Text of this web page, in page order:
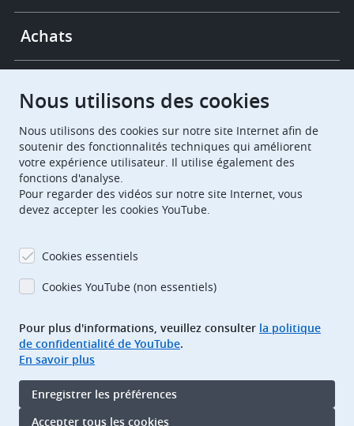
Achats
European Patent Office EPO Jobs
EuropeanPatentOffice
EPOorg EPOjobs
TheEPO
Footer
Adresse bibliographique
Conditions d’utilisation
Protection des données
Nous utilisons des cookies
Nous utilisons des cookies sur notre site Internet afin de
soutenir des fonctionnalités techniques qui améliorent
votre expérience utilisateur. Il utilise également des
fonctions d'analyse.
Pour regarder des vidéos sur notre site Internet, vous
devez accepter les cookies YouTube.
Cookies essentiels
Cookies YouTube (non essentiels)
Pour plus d'informations, veuillez consulter la politique
de confidentialité de YouTube.
En savoir plus
Enregistrer les préférences
Accepter tous les cookies